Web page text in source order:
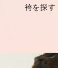
袴を探す